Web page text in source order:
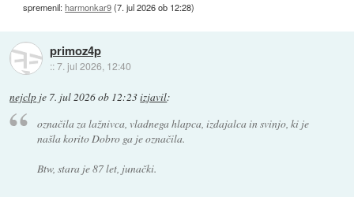
spremenil:harmonkar9(7. jul 2026 ob 12:28)
primoz4p
::7. jul 2026, 12:40
nejclp je 7. jul 2026 ob 12:23izjavil:
označila za lažnivca, vladnega hlapca, izdajalca in svinjo, ki je
našla koritoDobro ga je označila.
Btw, stara je 87 let, junački.